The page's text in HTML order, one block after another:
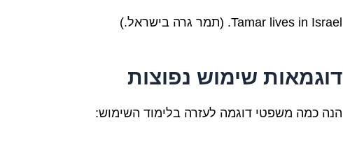
Tamar lives in Israel. (תמר גרה בישראל.)
דוגמאות שימוש נפוצות
הנה כמה משפטי דוגמה לעזרה בלימוד השימוש: